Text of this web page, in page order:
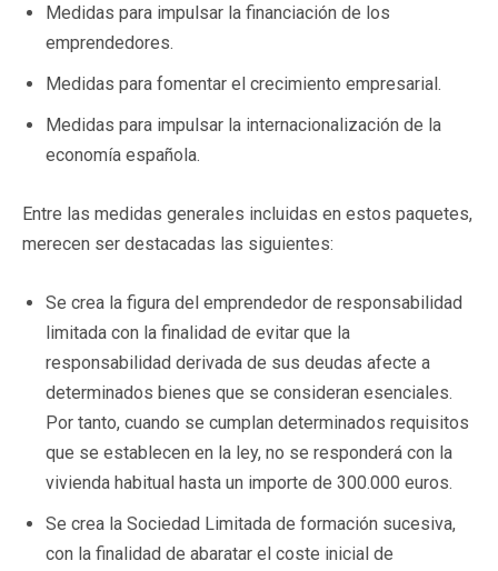
Medidas para impulsar la financiación de los
emprendedores.
Medidas para fomentar el crecimiento empresarial.
Medidas para impulsar la internacionalización de la
economía española.
Entre las medidas generales incluidas en estos paquetes,
merecen ser destacadas las siguientes:
Se crea la figura del emprendedor de responsabilidad
limitada con la finalidad de evitar que la
responsabilidad derivada de sus deudas afecte a
determinados bienes que se consideran esenciales.
Por tanto, cuando se cumplan determinados requisitos
que se establecen en la ley, no se responderá con la
vivienda habitual hasta un importe de 300.000 euros.
Se crea la Sociedad Limitada de formación sucesiva,
con la finalidad de abaratar el coste inicial de